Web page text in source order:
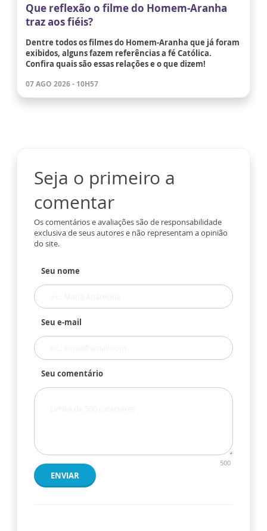
Que reflexão o filme do Homem-Aranha
traz aos fiéis?
Dentre todos os filmes do Homem-Aranha que já foram
exibidos, alguns fazem referências a fé Católica.
Confira quais são essas relações e o que dizem!
07 AGO 2026 - 10H57
Seja o primeiro a
comentar
Os comentários e avaliações são de responsabilidade
exclusiva de seus autores e não representam a opinião
do site.
Seu nome
Seu e-mail
Seu comentário
500
ENVIAR